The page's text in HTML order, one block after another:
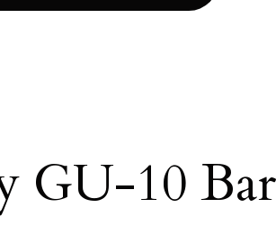
10